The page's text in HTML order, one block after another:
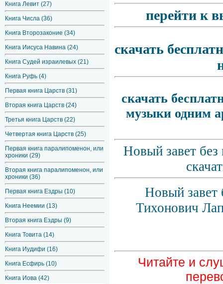
Книга Левит (27)
Книга Числа (36)
Книга Второзаконие (34)
Книга Иисуса Навина (24)
Книга Судей израилевых (21)
Книга Руфь (4)
Первая книга Царств (31)
Вторая книга Царств (24)
Третья книга Царств (22)
Четвертая книга Царств (25)
Первая книга паралипоменон, или
хроники (29)
Вторая книга паралипоменон, или
хроники (36)
Первая книга Ездры (10)
Книга Неемии (13)
Вторая книга Ездры (9)
Книга Товита (14)
Книга Иудифи (16)
Книга Есфирь (10)
Книга Иова (42)
перейти к
скачать
скачать
музыки одним
Новый завет
Новый завет
Тихонович
Читайте и